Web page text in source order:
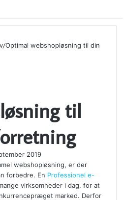
/Optimal webshopløsning til din
til
2019
webshopløsning, er der
forbedre. En Professionel e-
virksomheder i dag, for at
marked. Derfor